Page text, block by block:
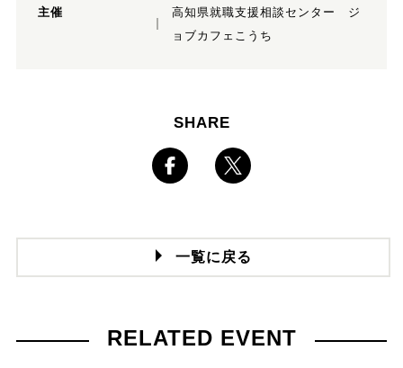
主催
高知県就職支援相談センター ジ
ョブカフェこうち
SHARE
一覧に戻る
RELATED EVENT